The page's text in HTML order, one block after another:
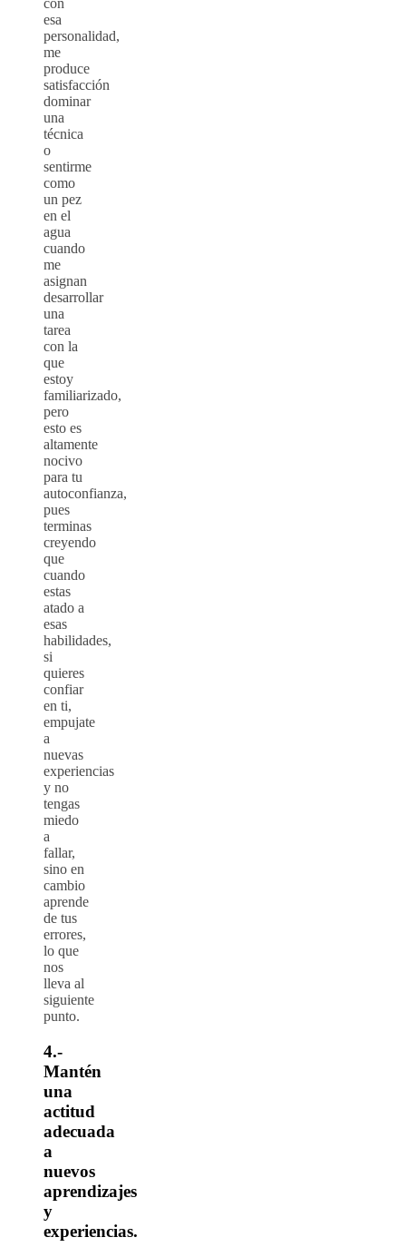
con
esa
personalidad,
me
produce
satisfacción
dominar
una
técnica
o
sentirme
como
un pez
en el
agua
cuando
me
asignan
desarrollar
una
tarea
con la
que
estoy
familiarizado,
pero
esto es
altamente
nocivo
para tu
autoconfianza,
pues
terminas
creyendo
que
cuando
estas
atado a
esas
habilidades,
si
quieres
confiar
en ti,
empujate
a
nuevas
experiencias
y no
tengas
miedo
a
fallar,
sino en
cambio
aprende
de tus
errores,
lo que
nos
lleva al
siguiente
punto.
4.-
Mantén
una
actitud
adecuada
a
nuevos
aprendizajes
y
experiencias.